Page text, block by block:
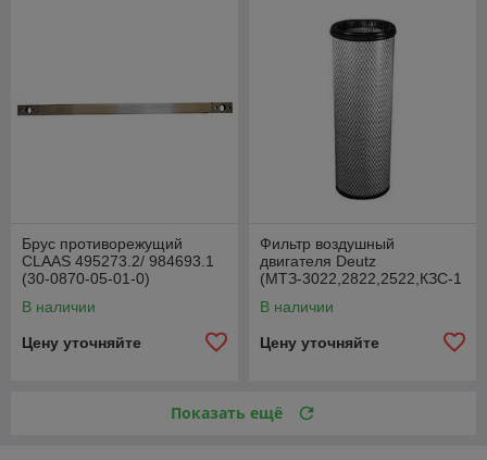
Брус противорежущий
CLAAS 495273.2/ 984693.1
(30-0870-05-01-0)
В наличии
Цену уточняйте
Фильтр воздушный
двигателя Deutz
(МТЗ-3022,2822,2522,КЗС-1
В наличии
Цену уточняйте
Показать ещё